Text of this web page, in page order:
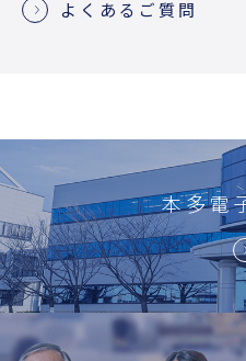
よくあるご質問
本多電